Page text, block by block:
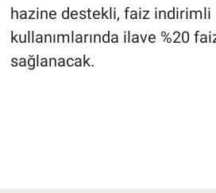
hazine destekli, faiz indirimli
kullanımlarında ilave %20
sağlanacak.